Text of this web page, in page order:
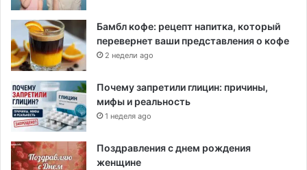
Бамбл кофе: рецепт напитка, который
перевернет ваши представления о кофе
2 недели ago
Почему запретили глицин: причины,
мифы и реальность
1 неделя ago
Поздравления с днем рождения
женщине